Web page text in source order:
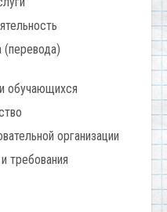
(перевода)
обучающихся
организации
требования